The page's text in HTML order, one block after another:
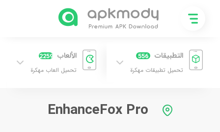
التطبيقات 556
تحميل تطبيقات مهكرة
الألعاب 2259
تحميل العاب مهكرة
EnhanceFox Pro